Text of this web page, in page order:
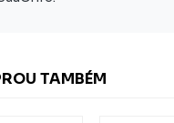
TAMBÉM